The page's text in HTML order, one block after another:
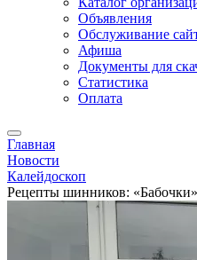
Объявления
Обслуживание
Афиша
Документы для
Статистика
Оплата
Главная
Новости
Калейдоскоп
Рецепты шинников: «Бабочки»